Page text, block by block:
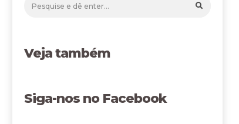
Veja também
Siga-nos no Facebook